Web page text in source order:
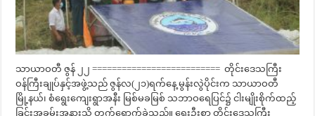
သာယာဝတီ ဇွန် ၂၂ ========================== တိုင်းဒေသကြီး
ဝန်ကြီးချုပ်နှင့်အဖွဲ့သည် ဇွန်လ(၂၁)ရက်နေ့ မွန်းလွဲပိုင်းက သာယာဝတီ
မြို့နယ်၊ စံရွေးကျေးရွာအနီး မြစ်မခမြစ် သဘာဝရေပြင်၌ ငါးမျိုးစိုက်ထည့်
ခြင်းအခမ်းအနားသို့ တက်ရောက်ခဲ့သည်။ ရှေးဦးစွာ တိုင်းဒေသကြီး